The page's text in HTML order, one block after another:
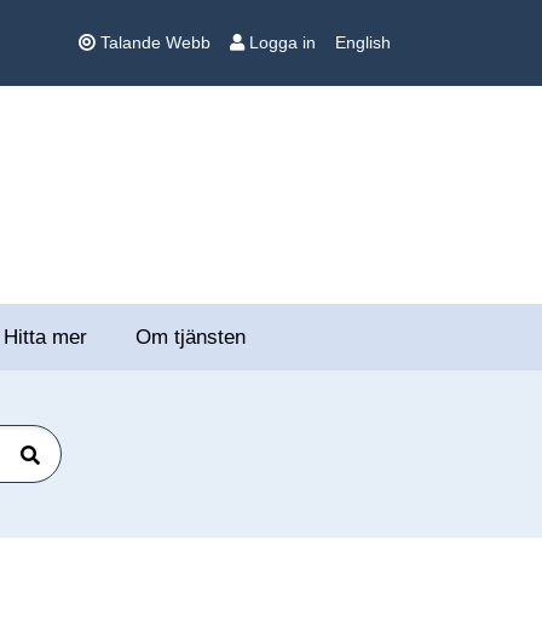
Talande Webb Logga in English
Hitta mer Om tjänsten
Sök